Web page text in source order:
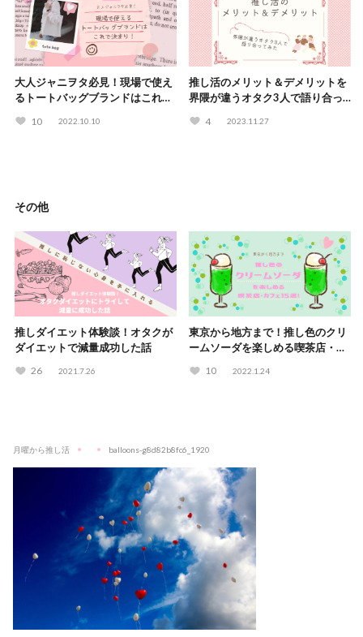
大人ジャニヲタ必見！現場で使え
るトートバッグブランドはこれで
10 2022.10.10
推し活のメリット＆デメリットを
界隈が違うオタク3人で語り合っ
4 2023.11.27
その他
推しダイエット体験談！オタクが
ダイエットで減量成功した話
26 2021.7.26
東京から地方まで！推し色のクリ
ームソーダを楽しめる喫茶店・カ
10 2022.1.24
月曜から推し活 balloons-g8d82b8fc6_1920